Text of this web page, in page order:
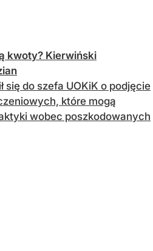
kwoty? Kierwiński
się do szefa UOKiK o podjęcie
które mogą
wobec poszkodowanych